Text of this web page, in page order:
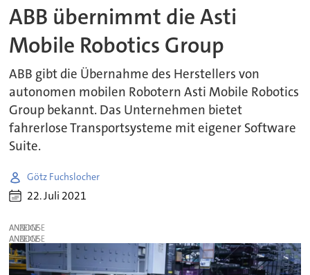
ABB übernimmt die Asti
Mobile Robotics Group
ABB gibt die Übernahme des Herstellers von
autonomen mobilen Robotern Asti Mobile Robotics
Group bekannt. Das Unternehmen bietet
fahrerlose Transportsysteme mit eigener Software
Suite.
Götz Fuchslocher
22. Juli 2021
ANZEIGE
ANZEIGE